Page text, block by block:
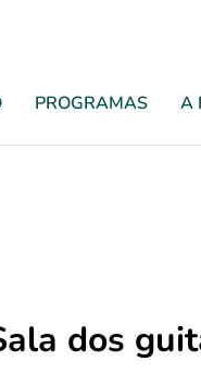
PROGRAMAS A
dos